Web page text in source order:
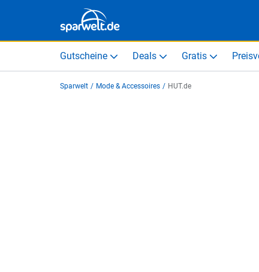
Gutscheine Deals Gratis
Sparwelt / Mode & Accessoires / HUT.de